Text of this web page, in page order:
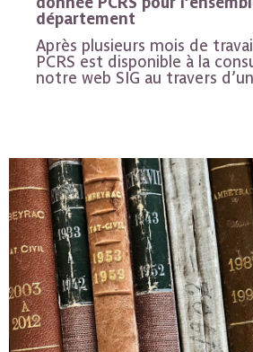
département
Après plusieurs mois de
PCRS est disponible à la
notre web SIG au travers